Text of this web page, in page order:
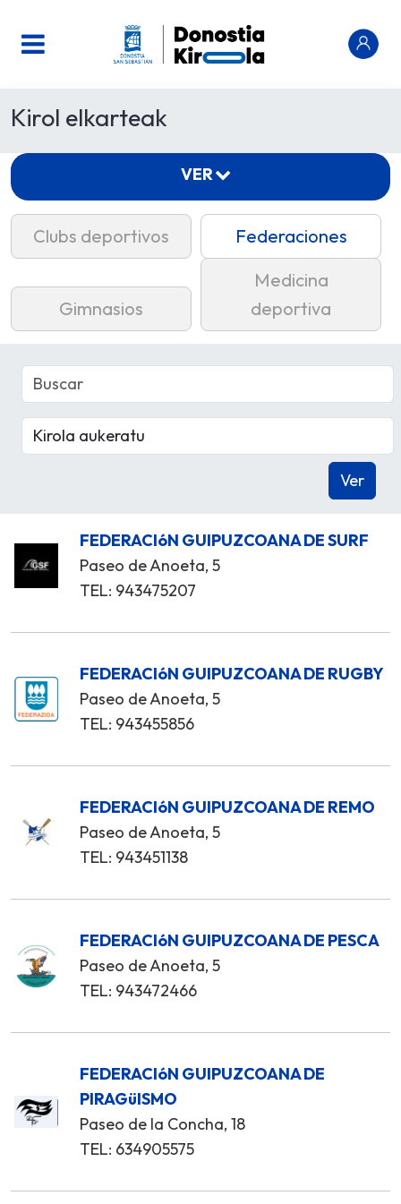
Kirol elkarteak
Clubs deportivos Federaciones
Gimnasios
Medicina
deportiva
FEDERACIóN GUIPUZCOANA DE SURF
Paseo de Anoeta, 5
TEL: 943475207
FEDERACIóN GUIPUZCOANA DE RUGBY
Paseo de Anoeta, 5
TEL: 943455856
FEDERACIóN GUIPUZCOANA DE REMO
Paseo de Anoeta, 5
TEL: 943451138
FEDERACIóN GUIPUZCOANA DE PESCA
Paseo de Anoeta, 5
TEL: 943472466
FEDERACIóN GUIPUZCOANA DE
PIRAGüISMO
Paseo de la Concha, 18
TEL: 634905575
VER